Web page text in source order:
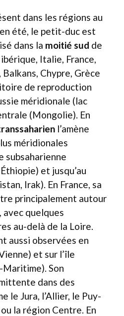
dans les régions au
été, le petit-duc est
dans la moitié sud de
Italie, France,
Chypre, Grèce
de reproduction
méridionale (lac
(Mongolie). En
l’amène
méridionales
subsaharienne
et jusqu’au
Irak). En France, sa
principalement autour
quelques
au-delà de la Loire.
aussi observées en
et sur l’île
Son
dans des
le Jura, l’Allier, le Puy-
la région Centre. En